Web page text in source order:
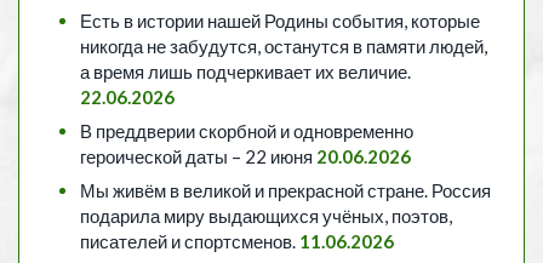
Есть в истории нашей Родины события, которые
никогда не забудутся, останутся в памяти людей,
а время лишь подчеркивает их величие.
22.06.2026
В преддверии скорбной и одновременно
героической даты – 22 июня 20.06.2026
Мы живём в великой и прекрасной стране. Россия
подарила миру выдающихся учёных, поэтов,
писателей и спортсменов. 11.06.2026